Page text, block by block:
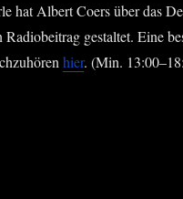
hat Albert Coers über das
gestal­tet. Eine
hier. (Min.